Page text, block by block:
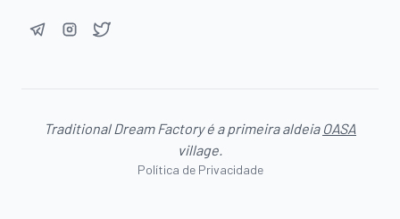
Traditional Dream Factory é a primeira aldeia OASA
village.
Política de Privacidade